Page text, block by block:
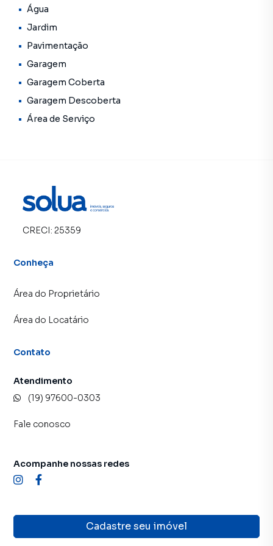
Água
Jardim
Pavimentação
Garagem
Garagem Coberta
Garagem Descoberta
Área de Serviço
CRECI: 25359
Conheça
Área do Proprietário
Área do Locatário
Contato
Atendimento
(19) 97600-0303
Fale conosco
Cadastre seu imóvel
Acompanhe nossas redes